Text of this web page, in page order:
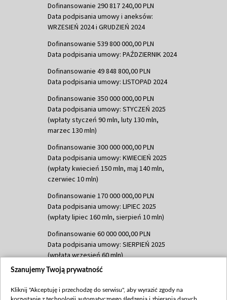
Dofinansowanie 290 817 240,00 PLN
Data podpisania umowy i aneksów:
WRZESIEŃ 2024 i GRUDZIEŃ 2024
Dofinansowanie 539 800 000,00 PLN
Data podpisania umowy: PAŹDZIERNIK 2024
Dofinansowanie 49 848 800,00 PLN
Data podpisania umowy: LISTOPAD 2024
Dofinansowanie 350 000 000,00 PLN
Data podpisania umowy: STYCZEŃ 2025
(wpłaty styczeń 90 mln, luty 130 mln,
marzec 130 mln)
Dofinansowanie 300 000 000,00 PLN
Data podpisania umowy: KWIECIEŃ 2025
(wpłaty kwiecień 150 mln, maj 140 mln,
czerwiec 10 mln)
Dofinansowanie 170 000 000,00 PLN
Data podpisania umowy: LIPIEC 2025
(wpłaty lipiec 160 mln, sierpień 10 mln)
Dofinansowanie 60 000 000,00 PLN
Data podpisania umowy: SIERPIEŃ 2025
(wpłata wrzesień 60 mln)
Dofinansowanie 635 783 051,21 PLN
(wpłata wrzesień 100 mln, październik 350
Szanujemy Twoją prywatność
Kliknij "Akceptuję i przechodzę do serwisu", aby wyrazić zgody na